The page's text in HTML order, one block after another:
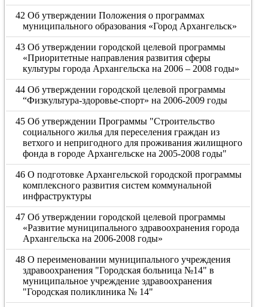
42 Об утверждении Положения о программах
муниципального образования «Город Архангельск»
43 Об утверждении городской целевой программы
«Приоритетные направления развития сферы
культуры города Архангельска на 2006 – 2008 годы»
44 Об утверждении городской целевой программы
“Физкультура-здоровье-спорт» на 2006-2009 годы
45 Об утверждении Программы "Строительство
социального жилья для переселения граждан из
ветхого и непригодного для проживания жилищного
фонда в городе Архангельске на 2005-2008 годы"
46 О подготовке Архангельской городской программы
комплексного развития систем коммунальной
инфраструктуры
47 Об утверждении городской целевой программы
«Развитие муниципального здравоохранения города
Архангельска на 2006-2008 годы»
48 О переименовании муниципального учреждения
здравоохранения "Городская больница №14" в
муниципальное учреждение здравоохранения
"Городская поликлиника № 14"